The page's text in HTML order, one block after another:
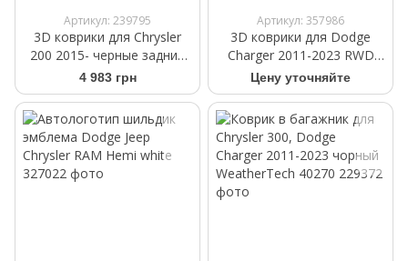
Артикул: 239795
3D коврики для Chrysler
200 2015- черные задние
WeatherTech 446892
4 983 грн
Артикул: 357986
3D коврики для Dodge
Charger 2011-2023 RWD
черные передние
WeatherTech HP 443791IM
Цену уточняйте